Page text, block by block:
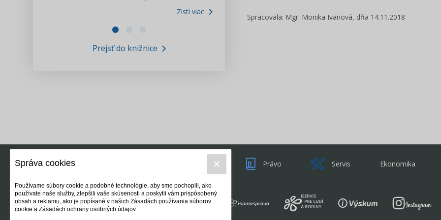
Informácie COVID19
Zisti viac
Prejsť do knižnice
Spracovala: Mgr. Monika Ivanová, dňa 14.11.2018
Právo Servis Ekonomika
Správa cookies
Používame súbory cookie a podobné technológie, aby sme pochopili, ako
používate naše služby, zlepšili vaše skúsenosti a poskytli vám prispôsobený
obsah a reklamu, ako je popísané v našich Zásadách používania súborov
cookie a Zásadách ochrany osobných údajov.